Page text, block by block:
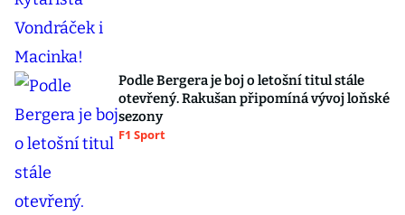
Podle Bergera je boj o letošní titul stále
otevřený. Rakušan připomíná vývoj loňské
sezony
F1 Sport